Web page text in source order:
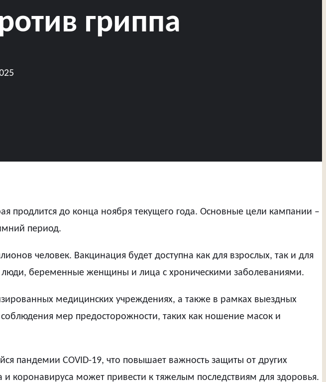
гриппа
продлится до конца ноября текущего года. Основные цели кампании –
период.
человек. Вакцинация будет доступна как для взрослых, так и для
люди, беременные женщины и лица с хроническими заболеваниями.
медицинских учреждениях, а также в рамках выездных
мер предосторожности, таких как ношение масок и
пандемии COVID-19, что повышает важность защиты от других
коронавируса может привести к тяжелым последствиям для здоровья.